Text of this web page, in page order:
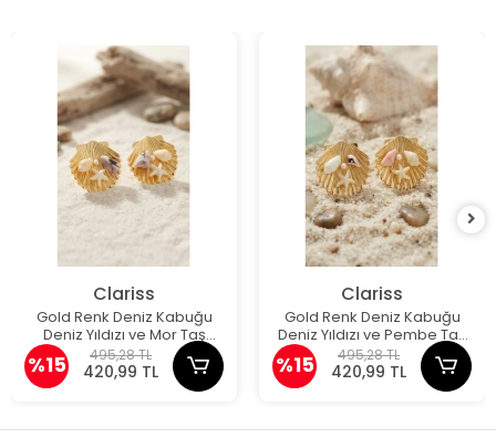
Clariss
Gold Renk Deniz Kabuğu
Deniz Yıldızı ve Mor Taş
Detaylı Küpe
%15 495,28 TL
420,99 TL
Clariss
Gold Renk Deniz Kabuğu
Deniz Yıldızı ve Pembe Taş
Detaylı Küpe
%15 495,28 TL
420,99 TL